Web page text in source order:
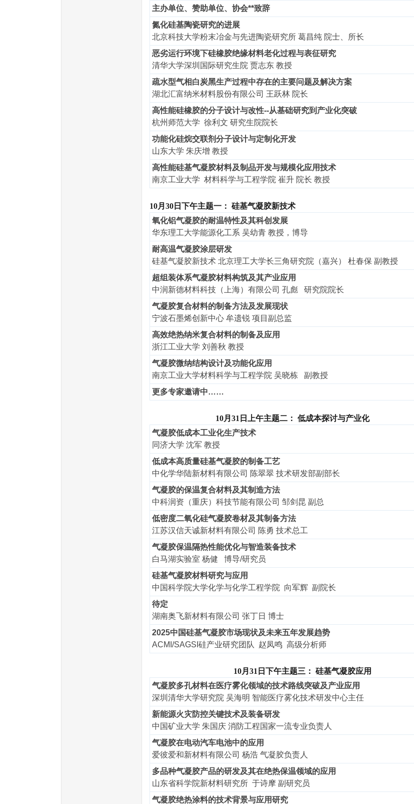
主办单位、赞助单位、协会**致辞
氮化硅基陶瓷研究的进展
北京科技大学粉末冶金与先进陶瓷研究所 葛昌纯 院士、所长
恶劣运行环境下硅橡胶绝缘材料老化过程与表征研究
清华大学深圳国际研究生院 贾志东 教授
疏水型气相白炭黑生产过程中存在的主要问题及解决方案
湖北汇富纳米材料股份有限公司 王跃林 院长
高性能硅橡胶的分子设计与改性--从基础研究到产业化突破
杭州师范大学 徐利文 研究生院院长
功能化硅烷交联剂分子设计与定制化开发
山东大学 朱庆增 教授
高性能硅基气凝胶材料及制品开发与规模化应用技术
南京工业大学 材料科学与工程学院 崔升 院长 教授
10月30 日 下午主题一 ： 硅基气凝胶新技术
氧化铝气凝胶的耐温特性及其科创发展
华东理工大学能源化工系 吴幼青 教授，博导
耐高温气凝胶涂层研发
硅基气凝胶新技术 北京理工大学长三角研究院（嘉兴） 杜春保 副教授
超组装体系气凝胶材料构筑及其产业应用
中润新德材料科技（上海）有限公司 孔彪 研究院院长
气凝胶复合材料的制备方法及发展现状
宁波石墨烯创新中心 牟遗锐 项目副总监
高效绝热纳米复合材料的制备及应用
浙江工业大学 刘善秋 教授
气凝胶微纳结构设计及功能化应用
南京工业大学材料科学与工程学院 吴晓栋 副教授
更多专家邀请中……
10月31日 上午主题二 ： 低成本探讨与产业化
气凝胶低成本工业化生产技术
同济大学 沈军 教授
低成本高质量硅基气凝胶的制备工艺
中化学华陆新材料有限公司 陈翠翠 技术研发部副部长
气凝胶的保温复合材料及其制造方法
中科润资（重庆）科技节能有限公司 邹剑昆 副总
低密度二氧化硅气凝胶卷材及其制备方法
江苏汉信天诚新材料有限公司 陈勇 技术总工
气凝胶保温隔热性能优化与智造装备技术
白马湖实验室 杨健 博导/研究员
硅基气凝胶材料研究与应用
中国科学院大学化学与化学工程学院 向军辉 副院长
待定
湖南奥飞新材料有限公司 张丁日 博士
2025中国硅基气凝胶市场现状及未来五年发展趋势
ACMI/SAGSI硅产业研究团队 赵凤鸣 高级分析师
10月31日下午主题三 ： 硅基气凝胶应用
气凝胶多孔材料在医疗雾化领域的技术路线突破及产业应用
深圳清华大学研究院 吴海明 智能医疗雾化技术研发中心主任
新能源火灾防控关键技术及装备研发
中国矿业大学 朱国庆 消防工程国家一流专业负责人
气凝胶在电动汽车电池中的应用
爱彼爱和新材料有限公司 杨浩 气凝胶负责人
多品种气凝胶产品的研发及其在绝热保温领域的应用
山东省科学院新材料研究所 于诗摩 副研究员
气凝胶绝热涂料的技术背景与应用研究